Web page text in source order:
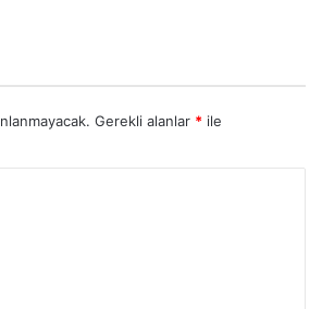
Gerekli alanlar * ile